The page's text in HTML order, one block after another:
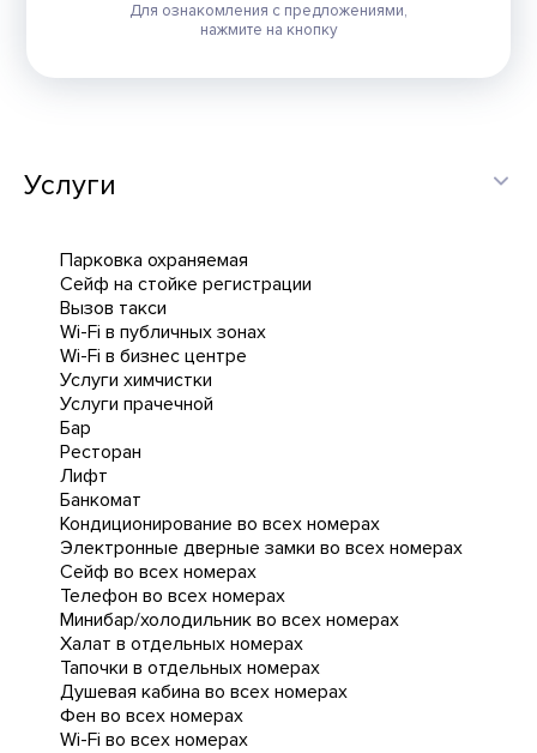
Для ознакомления с предложениями,
нажмите на кнопку
Услуги
Парковка охраняемая
Сейф на стойке регистрации
Вызов такси
Wi-Fi в публичных зонах
Wi-Fi в бизнес центре
Услуги химчистки
Услуги прачечной
Бар
Ресторан
Лифт
Банкомат
Кондиционирование во всех номерах
Электронные дверные замки во всех номерах
Сейф во всех номерах
Телефон во всех номерах
Минибар/холодильник во всех номерах
Халат в отдельных номерах
Тапочки в отдельных номерах
Душевая кабина во всех номерах
Фен во всех номерах
Wi-Fi во всех номерах